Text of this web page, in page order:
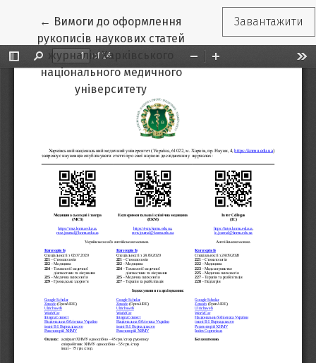
← Повернутися до подробиць статті
Вимоги до оформлення
рукописів наукових статей
журналів Харківського
національного медичного
університету
Завантажити